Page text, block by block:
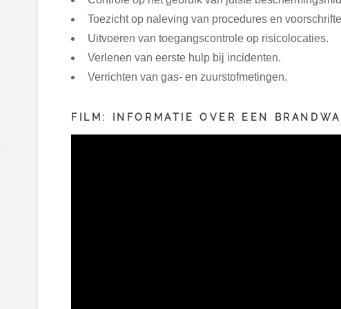
Toezicht op naleving van procedures en
Uitvoeren van toegangscontrole op risicolocaties.
Verlenen van eerste hulp bij incidenten.
Verrichten van gas- en zuurstofmetingen.
FILM: INFORMATIE OVER EEN